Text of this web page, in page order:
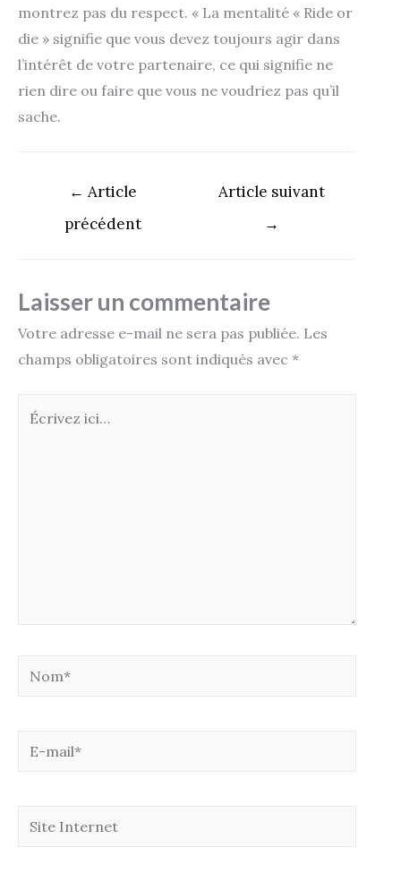
montrez pas du respect. « La mentalité « Ride or
die » signifie que vous devez toujours agir dans
l’intérêt de votre partenaire, ce qui signifie ne
rien dire ou faire que vous ne voudriez pas qu’il
sache.
← Article
précédent
Article suivant
→
Laisser un commentaire
Votre adresse e-mail ne sera pas publiée. Les
champs obligatoires sont indiqués avec *